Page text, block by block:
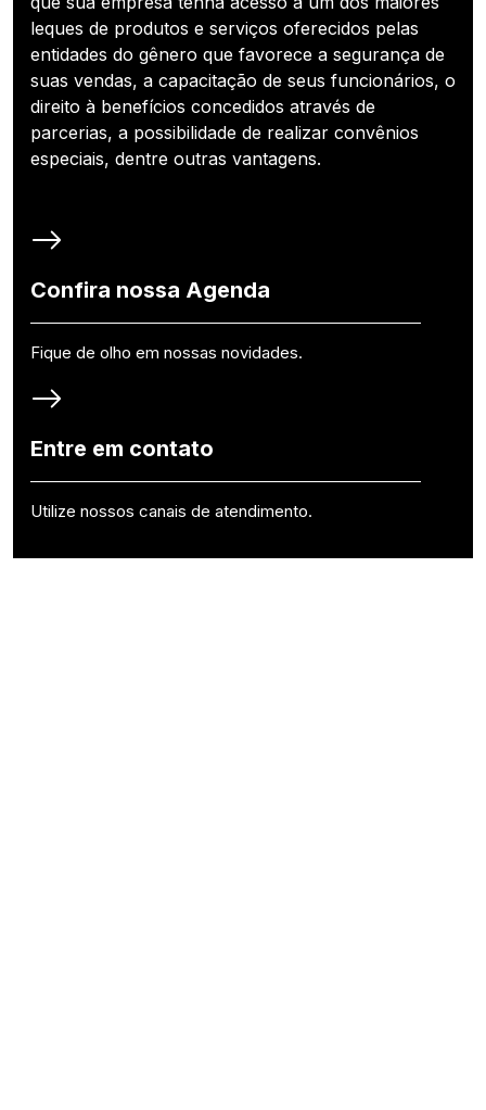
leques de produtos e serviços oferecidos pelas
entidades do gênero que favorece a segurança de
suas vendas, a capacitação de seus funcionários, o
direito à benefícios concedidos através de
parcerias, a possibilidade de realizar convênios
especiais, dentre outras vantagens.
Confira nossa Agenda
Fique de olho em nossas novidades.
Entre em contato
Utilize nossos canais de atendimento.